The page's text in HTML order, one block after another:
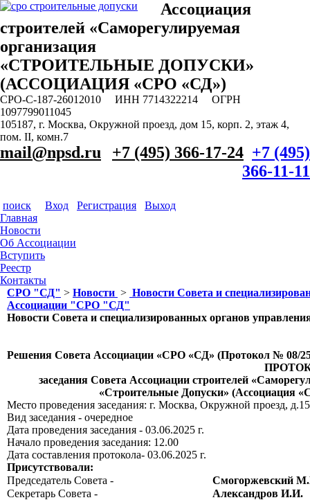
Ассоциация
строителей «Саморегулируемая
организация
«СТРОИТЕЛЬНЫЕ ДОПУСКИ»
(АССОЦИАЦИЯ «СРО «СД»)
СРО-С-187-26012010 ИНН 7714322214 ОГРН
1097799011045
105187, г. Москва, Окружной проезд, дом 15, корп. 2, этаж 4,
пом. II, комн.7
mail@npsd.ru +7 (495) 366-17-24 +7 (495)
366-11-11
поиск Вход Регистрация
Выход
Главная
Новости
Об Ассоциации
Вступить
Реестр
Контакты
СРО "СД" > Новости > Новости Совета и
Ассоциации "СРО "СД"
Новости Совета и специализированных органов
Решения Совета Ассоциации «СРО «СД» (Протокол № 08/25
заседания Совета Ассоциации строителей
«Строительные Допуски» (Ассоциация
Место проведения заседания: г. Москва, Окружной проезд,
Вид заседания - очередное
Дата проведения заседания - 03.06.2025 г.
Начало проведения заседания: 12.00
Дата составления протокола- 03.06.2025 г.
Присутствовали:
Председатель Совета -
Смогоржевский
Секретарь Совета -
Александров И.И.